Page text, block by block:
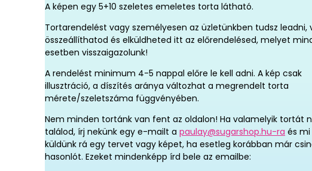
A képen egy 5+10 szeletes emeletes torta látható.
Tortarendelést vagy személyesen az üzletünkben tudsz leadni,
összeállíthatod és elküldheted itt az előrendelésed, melyet
esetben visszaigazolunk!
A rendelést minimum 4-5 nappal előre le kell adni. A kép csak
illusztráció, a díszítés aránya változhat a megrendelt torta
mérete/szeletszáma függvényében.
Nem minden tortánk van fent az oldalon! Ha valamelyik tortát
találod, írj nekünk egy e-mailt a paulay@sugarshop.hu-ra és mi
küldünk rá egy tervet vagy képet, ha esetleg korábban már
hasonlót. Ezeket mindenképp írd bele az emailbe: